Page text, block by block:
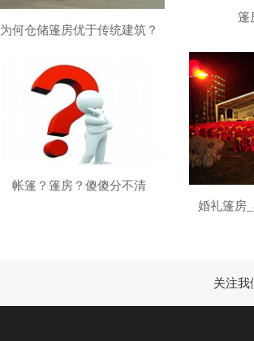
为何仓储篷房优于传统建筑？
篷
帐篷？篷房？傻傻分不清
婚礼篷房
关注我